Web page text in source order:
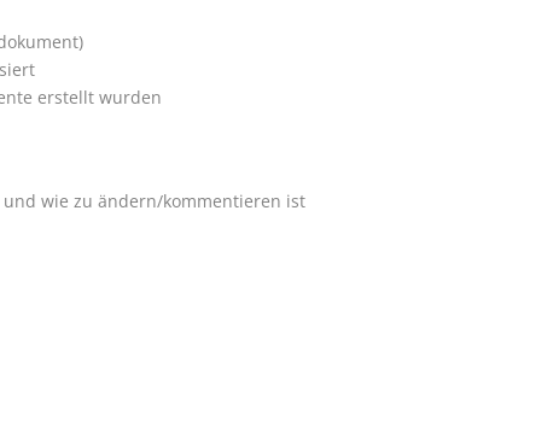
erstellt wurden
wie zu ändern/kommentieren ist